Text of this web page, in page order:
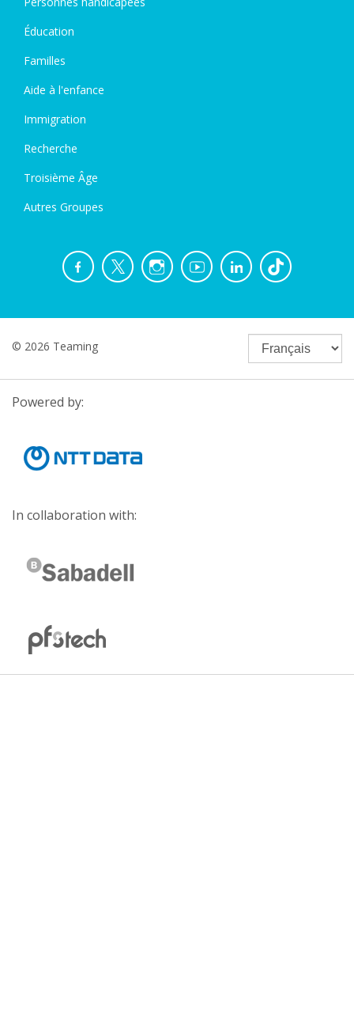
Éducation
Familles
Aide à l'enfance
Immigration
Recherche
Troisième Âge
Autres Groupes
© 2026 Teaming
Powered by:
In collaboration with: